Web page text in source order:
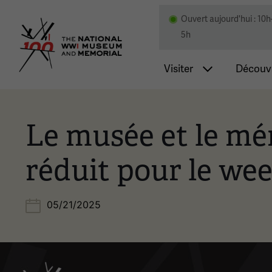
Musée national et
Ouvert aujourd'hui :
5h
Visiter
Le musée et le
réduit pour le
05/21/2025